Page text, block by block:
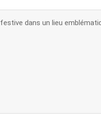
dans un lieu